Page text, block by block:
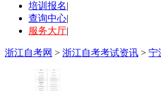
培训报名|
查询中心|
服务大厅|
浙江自考网 > 浙江自考考试资讯 > 宁